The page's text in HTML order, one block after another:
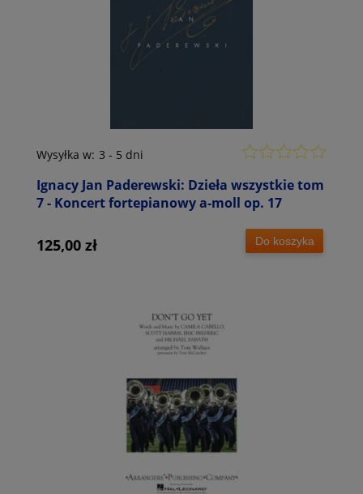
Ignacy Jan Paderewski: Dzieła wszystkie tom
7 - Koncert fortepianowy a-moll op. 17
Wysyłka w: 3 - 5 dni
125,00 zł Do koszyka